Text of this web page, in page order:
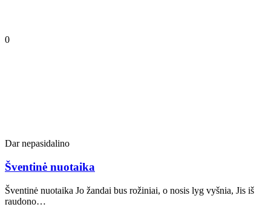
0
Dar nepasidalino
Šventinė nuotaika
Šventinė nuotaika Jo žandai bus rožiniai, o nosis lyg vyšnia, Jis iš
raudono…